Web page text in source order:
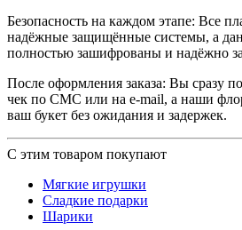
Безопасность на каждом этапе: Все
надёжные защищённые системы, а
полностью зашифрованы и надёжно
После оформления заказа: Вы сразу
чек по СМС или на e-mail, а наши
ваш букет без ожидания и задержек.
С этим товаром покупают
Мягкие игрушки
Сладкие подарки
Шарики